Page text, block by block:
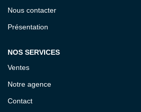
Nous contacter
Présentation
NOS SERVICES
Ventes
Notre agence
Contact